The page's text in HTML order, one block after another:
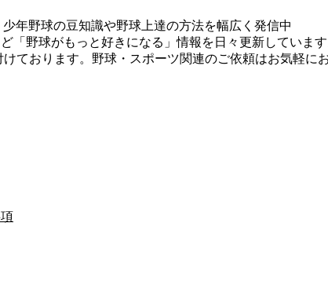
年野球の豆知識や野球上達の方法を幅広く発信中
「野球がもっと好きになる」情報を日々更新しています
ております。野球・スポーツ関連のご依頼はお気軽に